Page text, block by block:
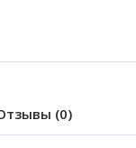
(0)